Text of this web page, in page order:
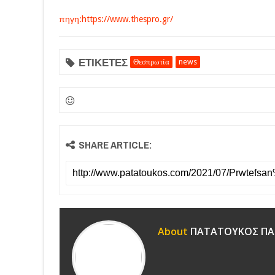
πηγη:https://www.thespro.gr/
ΕΤΙΚΕΤΕΣ Θεσπρωτία news
SHARE ARTICLE:
About ΠΑΤΑΤΟΥΚΟΣ